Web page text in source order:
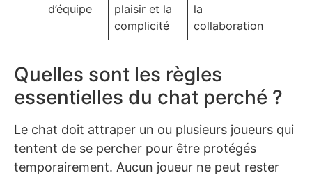
d’équipe
plaisir et la
complicité
la
collaboration
Quelles sont les règles
essentielles du chat perché ?
Le chat doit attraper un ou plusieurs joueurs qui
tentent de se percher pour être protégés
temporairement. Aucun joueur ne peut rester